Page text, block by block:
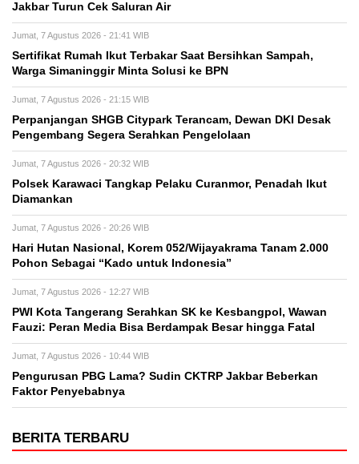
Jakbar Turun Cek Saluran Air
Jumat, 7 Agustus 2026 - 21:41 WIB
Sertifikat Rumah Ikut Terbakar Saat Bersihkan Sampah,
Warga Simaninggir Minta Solusi ke BPN
Jumat, 7 Agustus 2026 - 21:15 WIB
Perpanjangan SHGB Citypark Terancam, Dewan DKI Desak
Pengembang Segera Serahkan Pengelolaan
Jumat, 7 Agustus 2026 - 20:32 WIB
Polsek Karawaci Tangkap Pelaku Curanmor, Penadah Ikut
Diamankan
Jumat, 7 Agustus 2026 - 20:26 WIB
Hari Hutan Nasional, Korem 052/Wijayakrama Tanam 2.000
Pohon Sebagai “Kado untuk Indonesia”
Jumat, 7 Agustus 2026 - 12:27 WIB
PWI Kota Tangerang Serahkan SK ke Kesbangpol, Wawan
Fauzi: Peran Media Bisa Berdampak Besar hingga Fatal
Jumat, 7 Agustus 2026 - 10:44 WIB
Pengurusan PBG Lama? Sudin CKTRP Jakbar Beberkan
Faktor Penyebabnya
BERITA TERBARU